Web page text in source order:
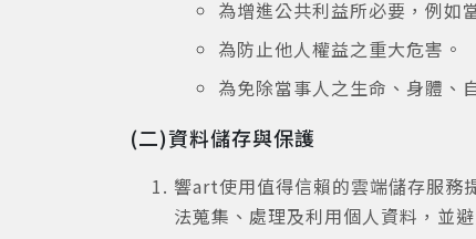
為增進公共利益所必要，例如
為防止他人權益之重大危害。
為免除當事人之生命、身體、
(二)資料儲存與保護
響art使用值得信賴的雲端儲存服務
法蒐集、處理及利用個人資料，並